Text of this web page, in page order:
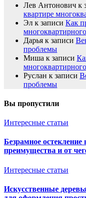
Лев Антонович к
квартире
Эл к записи Как
Дарья к записи
проблемы
Миша к записи
Руслан к записи
проблемы
Вы пропустили
Интересные статьи
Безрамное
преимущества и от
Интересные статьи
Искусственные